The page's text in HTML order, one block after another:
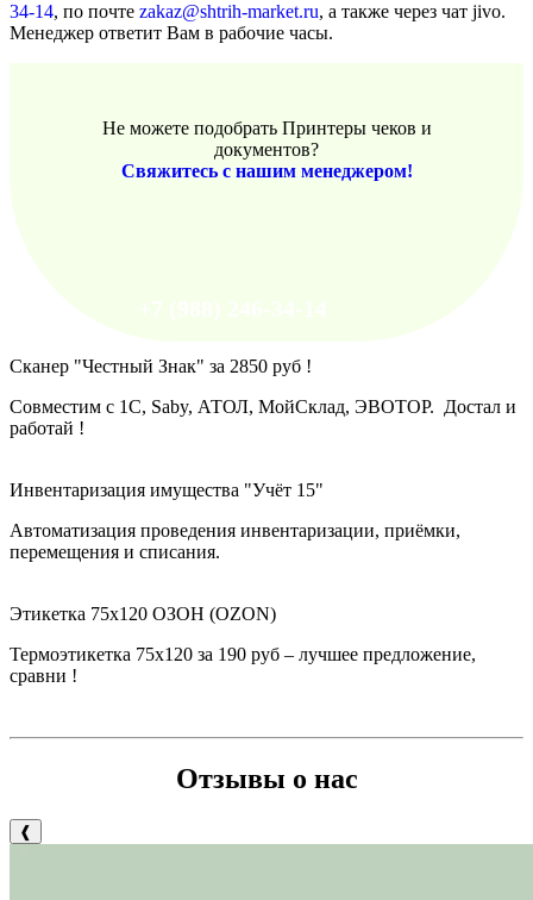
34-14, по почте zakaz@shtrih-market.ru, а также через чат jivo.
Менеджер ответит Вам в рабочие часы.
Не можете подобрать Принтеры чеков и
документов?
Свяжитесь с нашим менеджером!
Сканер "Честный Знак" за 2850 руб !
Совместим с 1С, Saby, АТОЛ, МойСклад, ЭВОТОР. Достал и
работай !
Инвентаризация имущества "Учёт 15"
Автоматизация проведения инвентаризации, приёмки,
перемещения и списания.
Этикетка 75х120 ОЗОН (OZON)
Термоэтикетка 75х120 за 190 руб – лучшее предложение,
сравни !
Отзывы о нас
❰